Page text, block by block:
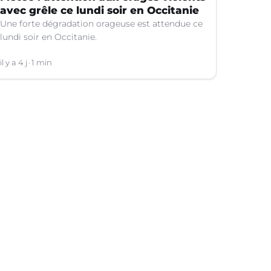
avec grêle ce lundi soir en Occitanie
Une forte dégradation orageuse est attendue ce
lundi soir en Occitanie.
il y a 4 j 1 min